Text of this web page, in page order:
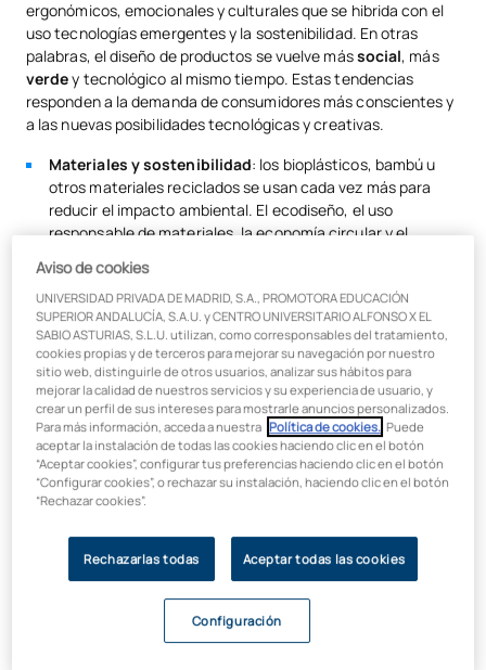
ergonómicos, emocionales y culturales que se hibrida con el
uso tecnologías emergentes y la sostenibilidad. En otras
palabras, el diseño de productos se vuelve mássocial, más
verdey tecnológico al mismo tiempo. Estas tendencias
responden a la demanda de consumidores más conscientes y
a las nuevas posibilidades tecnológicas y creativas.
Materiales y sostenibilidad: los bioplásticos, bambú u
otros materiales reciclados se usan cada vez más para
reducir el impacto ambiental. El ecodiseño, el uso
responsable de materiales, la economía circular y el
habituales en los procesos de desarrollo de nuevos
productos.
Impresión 3D y fabricación aditiva: La impresión 3D está
cada vez más madura, permitiendo crear formas
complejas sin desperdiciar material. Por ejemplo, en la
industria aeroespacial GE ha logrado toberas de motor
fabricadas en 3D que son un 25% más ligeras y hasta cinco
veces más resistentes que las convencionales. Esta
tecnología acelera el prototipado y la producción
personalizada.
se incorpora al proceso creativo. Herramientas de IA
pueden generar rápidamente múltiples bocetos o simular
McKinsey las herramientas de IA generativa pueden
acortar los ciclos de diseño hasta un 70%, liberando
Aviso de cookies
UNIVERSIDAD PRIVADA DE MADRID, S.A., PROMOTORA EDUCACIÓN
SUPERIOR ANDALUCÍA, S.A.U. y CENTRO UNIVERSITARIO ALFONSO X EL
SABIO ASTURIAS, S.L.U. utilizan, como corresponsables del tratamiento,
cookies propias y de terceros para mejorar su navegación por nuestro
sitio web, distinguirle de otros usuarios, analizar sus hábitos para
mejorar la calidad de nuestros servicios y su experiencia de usuario, y
crear un perfil de sus intereses para mostrarle anuncios personalizados.
Para más información, acceda a nuestra Política de cookies. . Puede
aceptar la instalación de todas las cookies haciendo clic en el botón
“Aceptar cookies”, configurar tus preferencias haciendo clic en el botón
“Configurar cookies”, o rechazar su instalación, haciendo clic en el botón
“Rechazar cookies”.
Rechazarlas todas Aceptar todas las cookies
Configuración